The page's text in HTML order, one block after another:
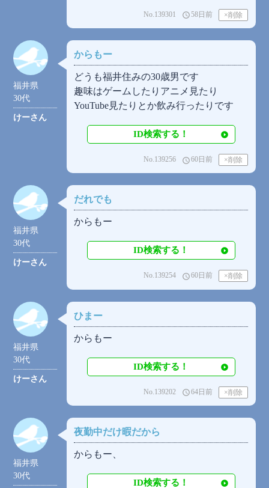
access_time58日前
No.139301
福井県
30代
けーさん
からもー
どうも福井住みの30歳男です
趣味はゲームしたりアニメ見たり
YouTube見たりとか飲み行ったりです
ID検索する！
access_time60日前
No.139256
福井県
30代
けーさん
だれでも
からもー
ID検索する！
access_time60日前
No.139254
福井県
30代
けーさん
ひまー
からもー
ID検索する！
access_time64日前
No.139202
福井県
30代
夜勤中だけ暇だから
からもー、
ID検索する！